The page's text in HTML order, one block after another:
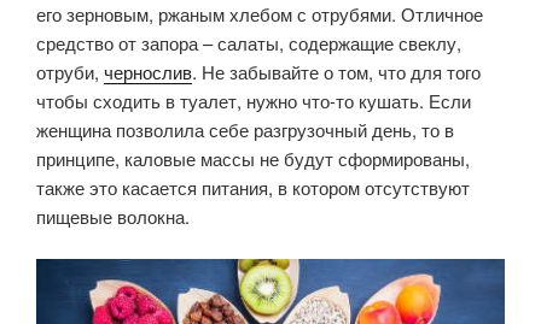
его зерновым, ржаным хлебом с отрубями. Отличное
средство от запора – салаты, содержащие свеклу,
отруби, чернослив. Не забывайте о том, что для того
чтобы сходить в туалет, нужно что-то кушать. Если
женщина позволила себе разгрузочный день, то в
принципе, каловые массы не будут сформированы,
также это касается питания, в котором отсутствуют
пищевые волокна.